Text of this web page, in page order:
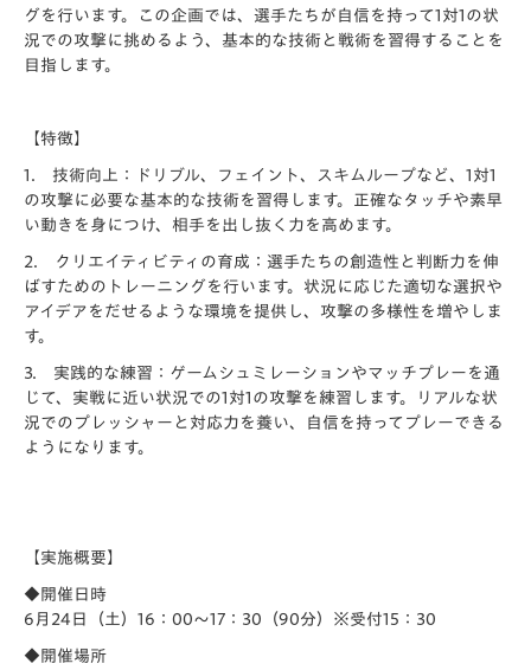
グを行います。この企画では、選手たちが自信を持って1対1の状
況での攻撃に挑めるよう、基本的な技術と戦術を習得することを
目指します。
【特徴】
1. 技術向上：ドリブル、フェイント、スキムループなど、1対1
の攻撃に必要な基本的な技術を習得します。正確なタッチや素早
い動きを身につけ、相手を出し抜く力を高めます。
2. クリエイティビティの育成：選手たちの創造性と判断力を伸
ばすためのトレーニングを行います。状況に応じた適切な選択や
アイデアをだせるような環境を提供し、攻撃の多様性を増やしま
す。
3. 実践的な練習：ゲームシュミレーションやマッチプレーを通
じて、実戦に近い状況での1対1の攻撃を練習します。リアルな状
況でのプレッシャーと対応力を養い、自信を持ってプレーできる
ようになります。
【実施概要】
◆開催日時
6月24日（土）16：00～17：30（90分）※受付15：30
◆開催場所